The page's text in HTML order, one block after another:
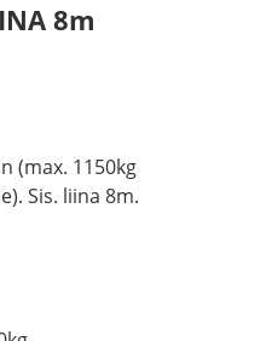
8m
(max. 1150kg
Sis. liina 8m.